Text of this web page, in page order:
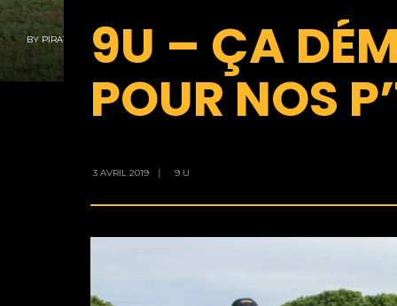
BY PIRATES 9U – ÇA
POUR NOS
3 AVRIL 2019 | 9 U